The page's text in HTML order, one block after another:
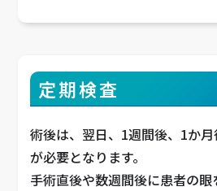
定期検査
術後は、翌日、1週間後、1か
が必要となります。
手術直後や数週間後に患者の